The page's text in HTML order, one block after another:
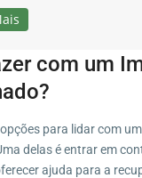
com um
para lidar com
delas é entrar em
ajuda para a